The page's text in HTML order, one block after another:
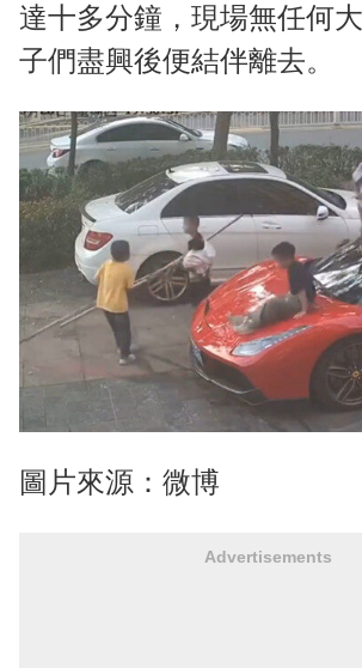
達十多分鐘，現場無任何
子們盡興後便結伴離去。
圖片來源：微博
Advertisements